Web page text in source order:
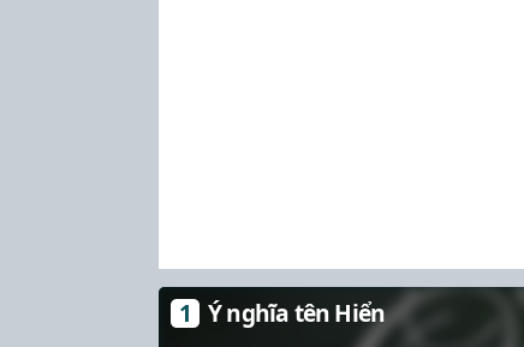
Ý nghĩa tên Hiển